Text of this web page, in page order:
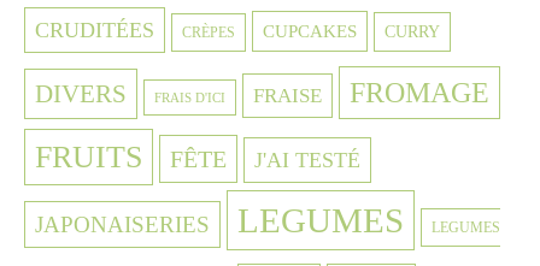
CRUDITÉES CRÈPES CUPCAKES CURRY
DIVERS FRAIS D'ICI FRAISE FROMAGE
FRUITS FÊTE J'AI TESTÉ
JAPONAISERIES LEGUMES LEGUMES